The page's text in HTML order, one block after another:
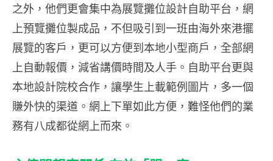
之外，他們更會集中為展覽攤位設計自助平台，網
上預覽攤位製成品，不但吸引到一班由海外來港擺
展覽的客戶，更可以方便到本地小型商戶，全部網
上自動報價，減省講價時間及人手。自助平台更與
本地設計院校合作，讓學生上載範例圖片，多一個
賺外快的渠道。網上下單如此方便，難怪他們的業
務有八成都從網上而來。